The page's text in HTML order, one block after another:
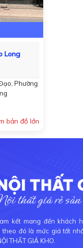
Long
Phường
bản đồ lớn
kết mang đến khách
đó là mức giá tốt
THẤT GIÁ KHO.